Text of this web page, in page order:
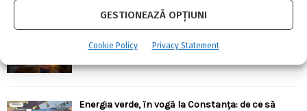
GESTIONEAZĂ OPȚIUNI
Cookie Policy Privacy Statement
Top 5 meserii în domeniul construcțiilor
7 august 2026 0
Energia verde, în vogă la Constanța: de ce să